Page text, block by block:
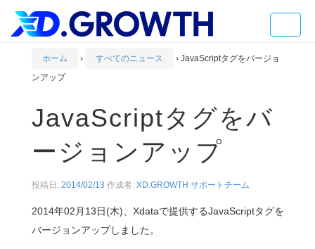
ホーム › すべてのニュース › JavaScriptタグをバージョ
ンアップ
JavaScriptタグをバ
ージョンアップ
投稿日: 2014/02/13 作成者: XD.GROWTH サポートチーム
2014年02月13日(木)、Xdataで提供するJavaScriptタグを
バージョンアップしました。